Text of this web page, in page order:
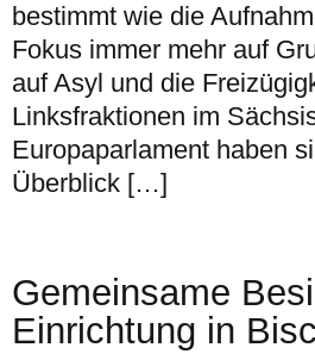
bestimmt wie die
Fokus immer mehr auf
auf Asyl und die
Linksfraktionen im
Europaparlament haben
Überblick […]
Gemeinsame
Einrichtung in